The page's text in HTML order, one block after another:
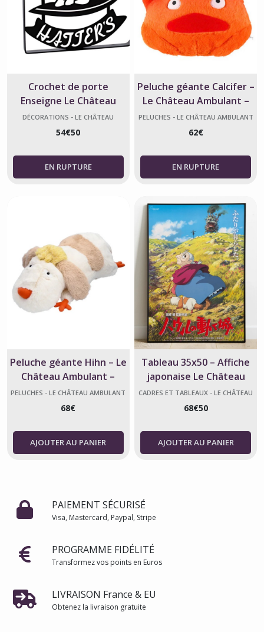
Crochet de porte
Enseigne Le Château
ambulant – Boutique du
Chapelier
DÉCORATIONS - LE CHÂTEAU
54€50
Peluche géante Calcifer –
Le Château Ambulant –
Ghibli
PELUCHES - LE CHÂTEAU AMBULANT
62€
Peluche géante Hihn – Le
Château Ambulant –
Studio Ghibli
PELUCHES - LE CHÂTEAU AMBULANT
68€
AJOUTER AU PANIER
Tableau 35x50 – Affiche
japonaise Le Château
Ambulant – Studio Ghibli
CADRES ET TABLEAUX - LE CHÂTEAU
68€50
AJOUTER AU PANIER
PAIEMENT SÉCURISÉ
Visa, Mastercard, Paypal, Stripe
PROGRAMME FIDÉLITÉ
Transformez vos points en Euros
LIVRAISON France & EU
Obtenez la livraison gratuite